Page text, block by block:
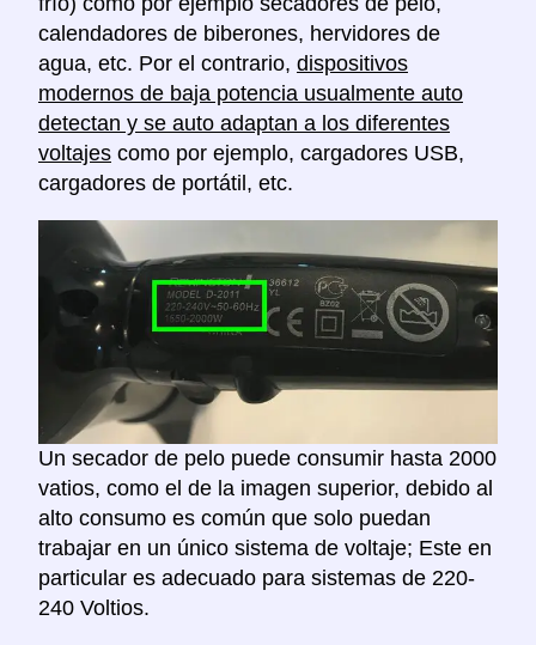
calendadores de biberones, hervidores de
agua, etc. Por el contrario, dispositivos
modernos de baja potencia usualmente auto
detectan y se auto adaptan a los diferentes
voltajes como por ejemplo, cargadores USB,
cargadores de portátil, etc.
Un secador de pelo puede consumir hasta 2000
vatios, como el de la imagen superior, debido al
alto consumo es común que solo puedan
trabajar en un único sistema de voltaje; Este en
particular es adecuado para sistemas de 220-
240 Voltios.